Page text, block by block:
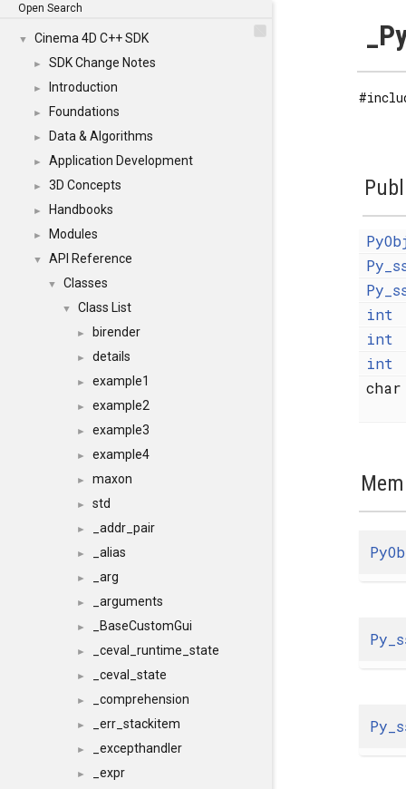
Open Search
▼ Cinema 4D C++ SDK
► SDK Change Notes
► Introduction
► Foundations
► Data & Algorithms
► Application Development
► 3D Concepts
► Handbooks
► Modules
▼ API Reference
▼ Classes
▼ Class List
► birender
► details
► example1
► example2
► example3
► example4
► maxon
► std
► _addr_pair
► _alias
► _arg
► _arguments
► _BaseCustomGui
► _ceval_runtime_state
► _ceval_state
► _comprehension
► _err_stackitem
► _excepthandler
► _expr
int
int
int